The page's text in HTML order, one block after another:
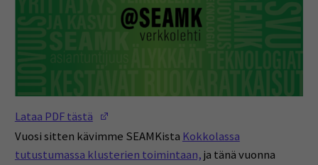
Lataa PDF tästä
Vuosi sitten kävimme SEAMKista Kokkolassa
tutustumassa klusterien toimintaan,ja tänä vuonna